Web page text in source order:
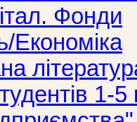
Фонди
Економіка
1-